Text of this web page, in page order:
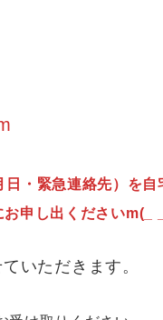
・緊急連絡先）を
申し出くださいm(_
させていただき